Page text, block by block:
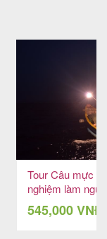
Tour Câu mực
nghiệm làm ngư
545,000 VNĐ